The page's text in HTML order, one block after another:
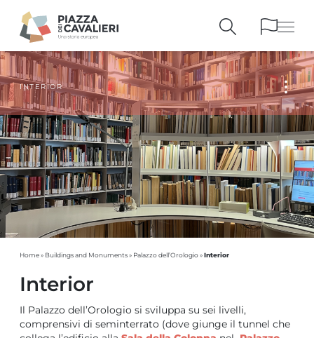
BUILDINGSAND MONUMENTS
THE PIAZZAOVER THE CENTURIES
PEOPLE ANDHISTORICAL ACCOUNTS
PUBLICATIONSAND REFERENCES
ITINERARIESAND BOOKINGS
INTERIOR
Home» Buildings and Monuments» Palazzo dell’Orologio»Interior
Interior
Il Palazzo dell’Orologio si sviluppa su sei livelli,
comprensivi di seminterrato (dove giunge il tunnel che